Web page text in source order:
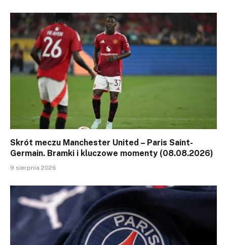
Skrót meczu Manchester United – Paris Saint-
Germain. Bramki i kluczowe momenty (08.08.2026)
9 sierpnia 2026